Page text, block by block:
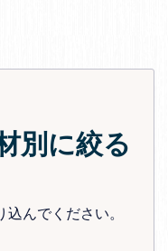
別に絞る
んでください。